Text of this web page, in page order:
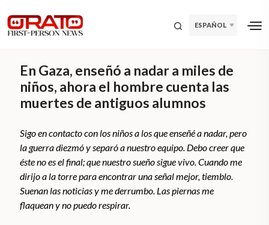
ESPAÑOL
En Gaza, enseñó a nadar a miles de
niños, ahora el hombre cuenta las
muertes de antiguos alumnos
Sigo en contacto con los niños a los que enseñé a nadar, pero
la guerra diezmó y separó a nuestro equipo. Debo creer que
éste no es el final; que nuestro sueño sigue vivo. Cuando me
dirijo a la torre para encontrar una señal mejor, tiemblo.
Suenan las noticias y me derrumbo. Las piernas me
flaquean y no puedo respirar.